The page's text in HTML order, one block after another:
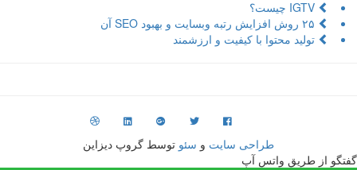
محتوا با کیفیت و ارزشمند
طراحی سایتوسئوتوسط گروپ دیزاین
واتس آپ